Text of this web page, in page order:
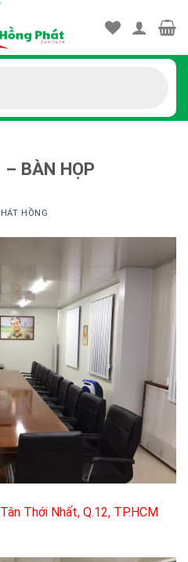
– BÀN HỌP
HỒNG
Thới Nhất, Q.12, TP.HCM